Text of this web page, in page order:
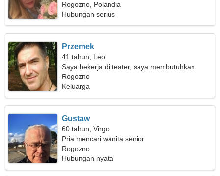
Rogozno, Polandia
Hubungan serius
Przemek
41 tahun, Leo
Saya bekerja di teater, saya membutuhkan
wanita yang anggun
Rogozno
Keluarga
Gustaw
60 tahun, Virgo
Pria mencari wanita senior
Rogozno
Hubungan nyata